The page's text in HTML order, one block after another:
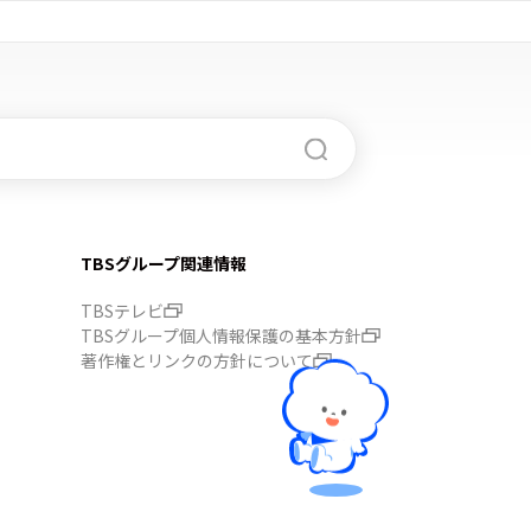
TBSグループ関連情報
TBSテレビ
TBSグループ個人情報保護の基本方針
著作権とリンクの方針について